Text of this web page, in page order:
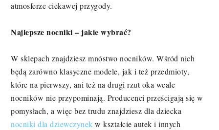
atmosferze ciekawej przygody.
Najlepsze nocniki – jakie wybrać?
W sklepach znajdziesz mnóstwo nocników. Wśród nich
będą zarówno klasyczne modele, jak i też przedmioty,
które na pierwszy, ani też na drugi rzut oka wcale
nocników nie przypominają. Producenci prześcigają się w
pomysłach, a więc bez trudu znajdziesz dla dziecka
nocniki dla dziewczynek w kształcie autek i innych